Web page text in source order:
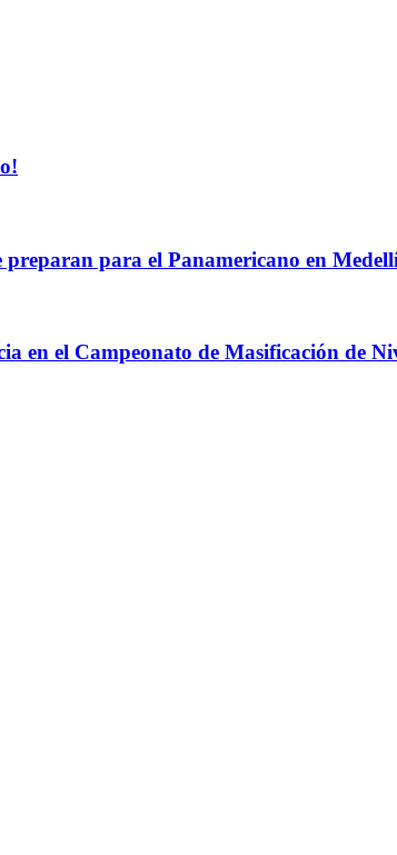
para el Panamericano en
en el Campeonato de Masificación de